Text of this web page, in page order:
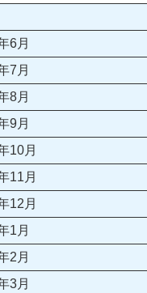
6月
7月
8月
9月
10月
11月
12月
1月
2月
3月